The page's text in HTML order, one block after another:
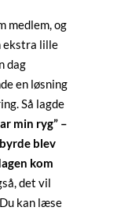
medlem, og
ekstra lille
dag
en løsning
Så lagde
min ryg” –
blev
kom
det vil
kan læse